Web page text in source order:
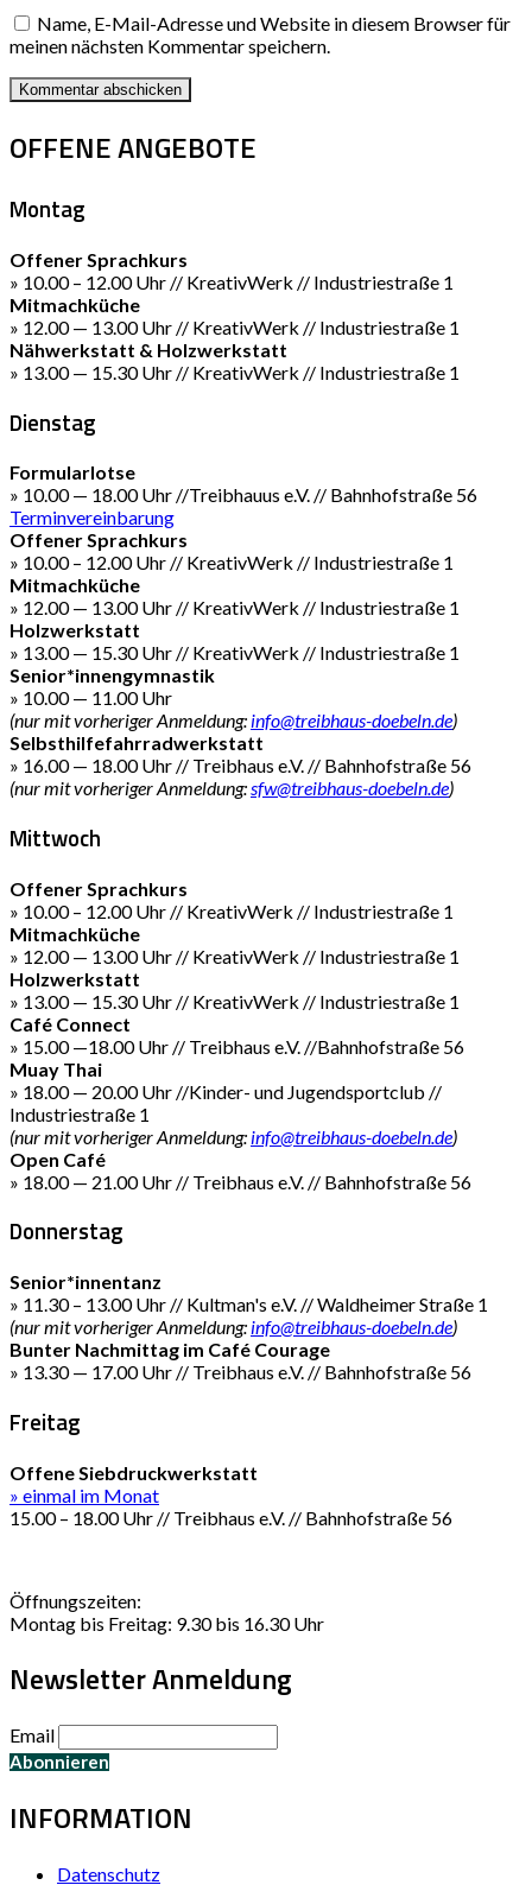
Name, E-Mail-Adresse und Website in diesem Browser für
meinen nächsten Kommentar speichern.
OFFENE ANGEBOTE
Montag
Offener Sprachkurs
» 10.00 – 12.00 Uhr // KreativWerk // Industriestraße 1
Mitmachküche
» 12.00 — 13.00 Uhr // KreativWerk // Industriestraße 1
Nähwerkstatt & Holzwerkstatt
» 13.00 — 15.30 Uhr // KreativWerk // Industriestraße 1
Dienstag
Formularlotse
» 10.00 — 18.00 Uhr //Treibhauus e.V. // Bahnhofstraße 56
Terminvereinbarung
Offener Sprachkurs
» 10.00 – 12.00 Uhr // KreativWerk // Industriestraße 1
Mitmachküche
» 12.00 — 13.00 Uhr // KreativWerk // Industriestraße 1
Holzwerkstatt
» 13.00 — 15.30 Uhr // KreativWerk // Industriestraße 1
Senior*innengymnastik
» 10.00 — 11.00 Uhr
(nur mit vorheriger Anmeldung: info@treibhaus-doebeln.de)
Selbsthilfefahrradwerkstatt
» 16.00 — 18.00 Uhr // Treibhaus e.V. // Bahnhofstraße 56
(nur mit vorheriger Anmeldung:sfw@treibhaus-doebeln.de)
Mittwoch
Offener Sprachkurs
» 10.00 – 12.00 Uhr // KreativWerk // Industriestraße 1
Mitmachküche
» 12.00 — 13.00 Uhr // KreativWerk // Industriestraße 1
Holzwerkstatt
» 13.00 — 15.30 Uhr // KreativWerk // Industriestraße 1
Café Connect
» 15.00 —18.00 Uhr // Treibhaus e.V. //Bahnhofstraße 56
Muay Thai
» 18.00 — 20.00 Uhr //Kinder- und Jugendsportclub //
Industriestraße 1
(nur mit vorheriger Anmeldung: info@treibhaus-doebeln.de)
Open Café
» 18.00 — 21.00 Uhr // Treibhaus e.V. // Bahnhofstraße 56
Donnerstag
Senior*innentanz
» 11.30 – 13.00 Uhr // Kultman's e.V. // Waldheimer Straße 1
(nur mit vorheriger Anmeldung: info@treibhaus-doebeln.de)
Bunter Nachmittag im Café Courage
» 13.30 — 17.00 Uhr // Treibhaus e.V. // Bahnhofstraße 56
Freitag
Offene Siebdruckwerkstatt
» einmal im Monat
15.00 – 18.00 Uhr // Treibhaus e.V. // Bahnhofstraße 56
Öffnungszeiten:
Montag bis Freitag: 9.30 bis 16.30 Uhr
Newsletter Anmeldung
Email
INFORMATION
Datenschutz